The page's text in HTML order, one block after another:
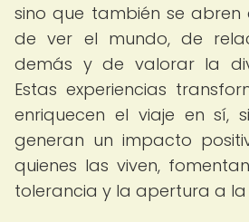
sino que también se
de ver el mundo, de
demás y de valorar la
Estas experiencias
enriquecen el viaje en sí,
generan un impacto
quienes las viven,
tolerancia y la apertura a la